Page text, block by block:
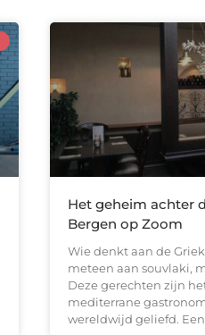
Het geheim achter
Bergen op Zoom
Wie denkt aan de
meteen aan souvlaki,
Deze gerechten zijn
mediterrane
wereldwijd geliefd.